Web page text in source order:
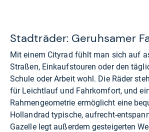
Stadträder: Geruhsamer
Mit einem Cityrad fühlt man sich auf
Straßen, Einkaufstouren oder den
Schule oder Arbeit wohl. Die Räder
für Leichtlauf und Fahrkomfort, und
Rahmengeometrie ermöglicht eine
Hollandrad typische, aufrecht-
Gazelle legt außerdem gesteigerten